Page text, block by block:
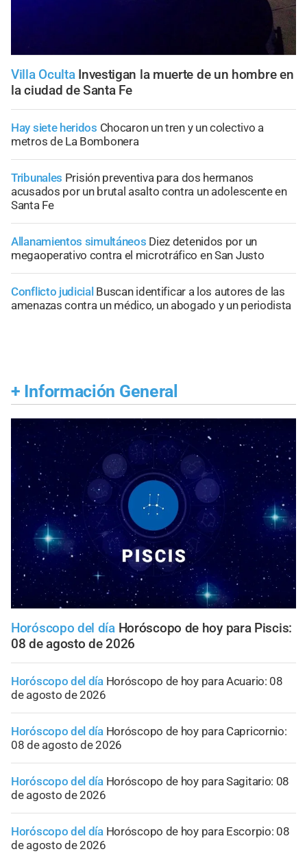
Villa Oculta Investigan la muerte de un hombre en
la ciudad de Santa Fe
Hay siete heridos Chocaron un tren y un colectivo a
metros de La Bombonera
Tribunales Prisión preventiva para dos hermanos
acusados por un brutal asalto contra un adolescente en
Santa Fe
Allanamientos simultáneos Diez detenidos por un
megaoperativo contra el microtráfico en San Justo
Conflicto judicial Buscan identificar a los autores de las
amenazas contra un médico, un abogado y un periodista
+ Información General
Horóscopo del día Horóscopo de hoy para Piscis:
08 de agosto de 2026
Horóscopo del día Horóscopo de hoy para Acuario: 08
de agosto de 2026
Horóscopo del día Horóscopo de hoy para Capricornio:
08 de agosto de 2026
Horóscopo del día Horóscopo de hoy para Sagitario: 08
de agosto de 2026
Horóscopo del día Horóscopo de hoy para Escorpio: 08
de agosto de 2026